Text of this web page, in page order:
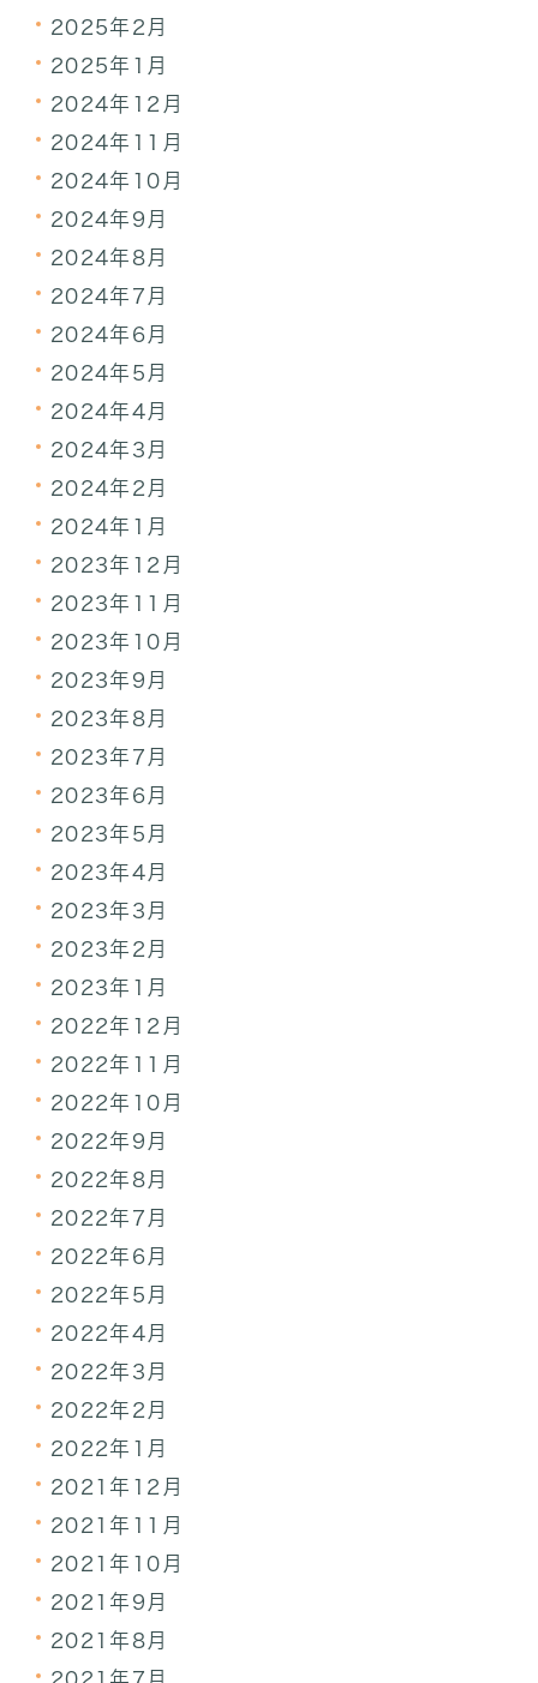
2025年2月
2025年1月
2024年12月
2024年11月
2024年10月
2024年9月
2024年8月
2024年7月
2024年6月
2024年5月
2024年4月
2024年3月
2024年2月
2024年1月
2023年12月
2023年11月
2023年10月
2023年9月
2023年8月
2023年7月
2023年6月
2023年5月
2023年4月
2023年3月
2023年2月
2023年1月
2022年12月
2022年11月
2022年10月
2022年9月
2022年8月
2022年7月
2022年6月
2022年5月
2022年4月
2022年3月
2022年2月
2022年1月
2021年12月
2021年11月
2021年10月
2021年9月
2021年8月
2021年7月